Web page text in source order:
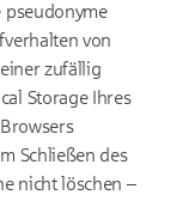
pseudonyme
von
zufällig
Storage Ihres
Schließen des
nicht löschen –